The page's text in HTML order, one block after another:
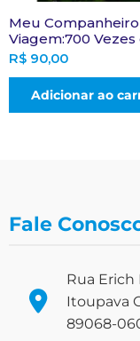
Meu
Viagem:700 Vezes
R$ 90,00
Adicionar ao
Fale
Rua Erich
Itoupava
89068-